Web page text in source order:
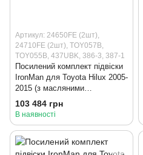
Артикул: 24650FE (2шт),
24710FE (2шт), TOY057B,
TOY055B, 437UBK, 386-3, 387-1
Посилений комплект підвіски
IronMan для Toyota Hilux 2005-
2015 (з масляними
амортизаторами)
103 484 грн
В наявності